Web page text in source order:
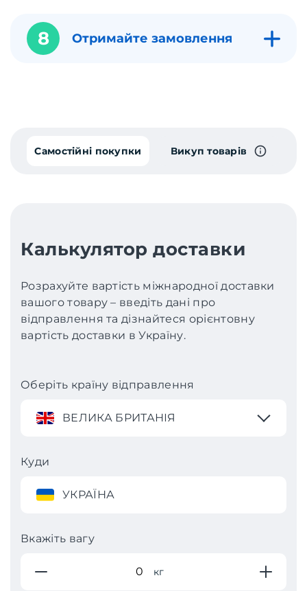
8 Отримайте замовлення
Самостійні покупки Викуп товарів
Калькулятор доставки
Розрахуйте вартість міжнародної доставки
вашого товару – введіть дані про
відправлення та дізнайтеся орієнтовну
вартість доставки в Україну.
Оберіть країну відправлення
ВЕЛИКА БРИТАНІЯ
Куди
УКРАЇНА
Вкажіть вагу
кг